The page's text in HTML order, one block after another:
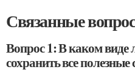
Связанные
Вопрос 1: В каком виде
сохранить все полезные